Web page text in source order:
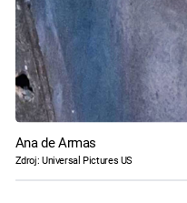
Ana de Armas
Zdroj: Universal Pictures US